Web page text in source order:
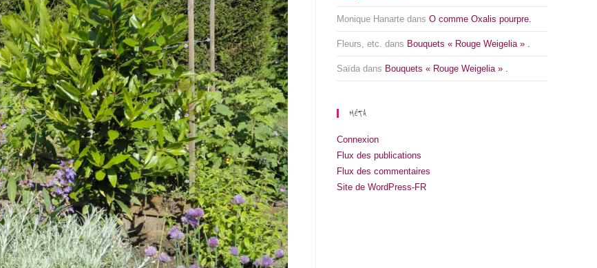
Monique Hanarte dans O comme Oxalis pourpre.
Fleurs, etc. dans Bouquets « Rouge Weigelia » .
Saïda dans Bouquets « Rouge Weigelia » .
MÉTA
Connexion
Flux des publications
Flux des commentaires
Site de WordPress-FR